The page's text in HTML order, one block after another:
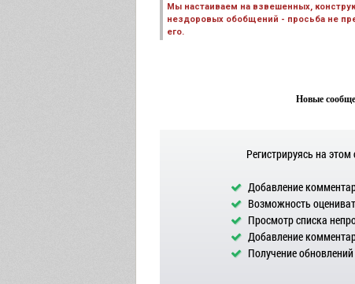
Мы настаиваем на взвешенных,
нездоровых обобщений - просьба не
его.
Новые
Регистрируясь на
Добавление
Возможность
Просмотр списка
Добавление
Получение